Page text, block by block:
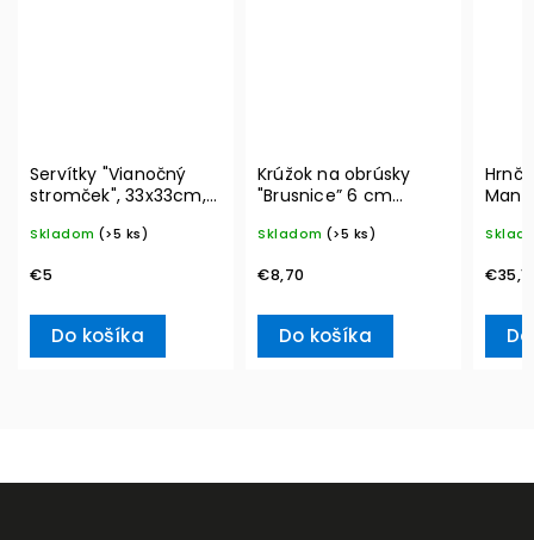
Servítky "Vianočný
stromček", 33x33cm,
L– Villeroy & Boch
Skladom (>5 ks)
€5
Do košíka
Krúžok na obrúsky
"Brusnice” 6 cm
Accessoires – Villeroy
Skladom (>5 ks)
€8,70
Do košíka
Boch